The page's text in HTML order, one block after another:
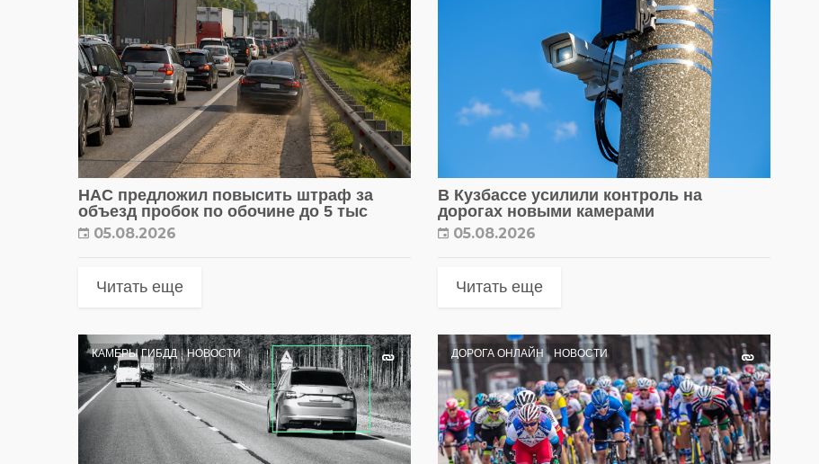
НАС предложил повысить штраф за
объезд пробок по обочине до 5 тыс
05.08.2026
Читать еще
В Кузбассе усилили контроль на
дорогах новыми камерами
05.08.2026
Читать еще
КАМЕРЫ ГИБДД НОВОСТИ ДОРОГА ОНЛАЙН НОВОСТИ